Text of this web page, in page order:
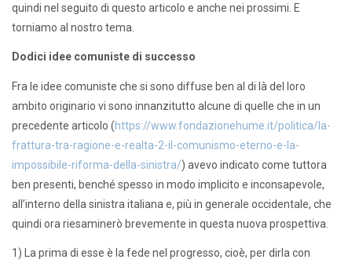
quindi nel seguito di questo articolo e anche nei prossimi. E
torniamo al nostro tema.
Dodici idee comuniste di successo
Fra le idee comuniste che si sono diffuse ben al di là del loro
ambito originario vi sono innanzitutto alcune di quelle che in un
precedente articolo (https://www.fondazionehume.it/politica/la-
frattura-tra-ragione-e-realta-2-il-comunismo-eterno-e-la-
impossibile-riforma-della-sinistra/) avevo indicato come tuttora
ben presenti, benché spesso in modo implicito e inconsapevole,
all’interno della sinistra italiana e, più in generale occidentale, che
quindi ora riesaminerò brevemente in questa nuova prospettiva.
1) La prima di esse è la fede nel progresso, cioè, per dirla con